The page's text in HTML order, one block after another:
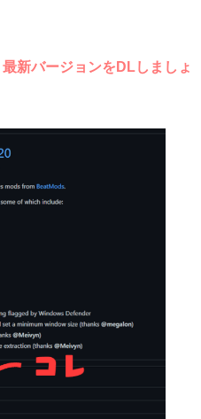
新バージョンをDLしましょ